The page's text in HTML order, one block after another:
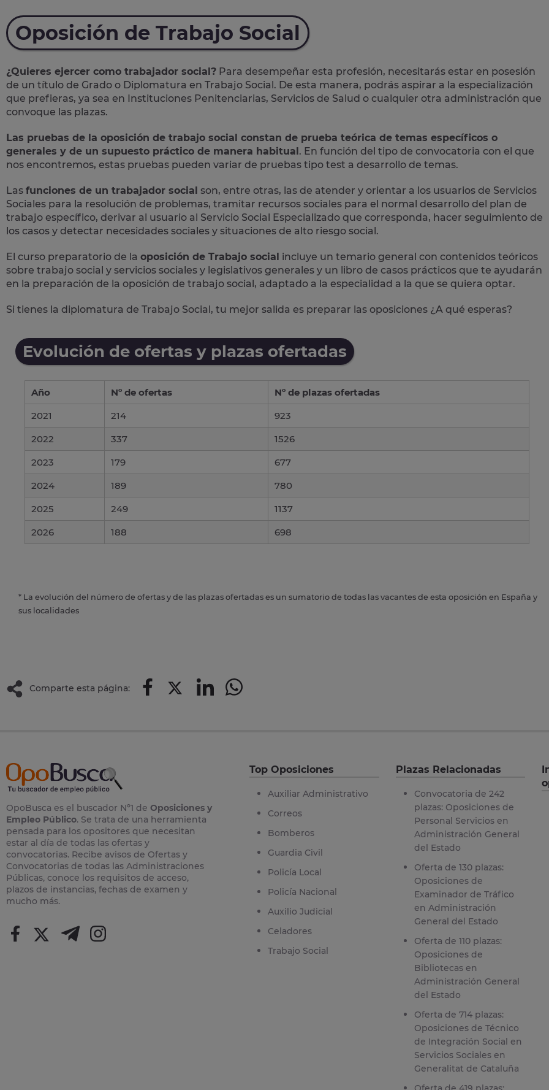
Oposición de Trabajo Social
¿Quieres ejercer como trabajador social? Para desempeñar esta profesión, necesitarás estar en posesión
de un título de Grado o Diplomatura en Trabajo Social. De esta manera, podrás aspirar a la especialización
que prefieras, ya sea en Instituciones Penitenciarias, Servicios de Salud o cualquier otra administración que
convoque las plazas.
Las pruebas de la oposición de trabajo social constan de prueba teórica de temas específicos o
generales y de un supuesto práctico de manera habitual. En función del tipo de convocatoria con el que
nos encontremos, estas pruebas pueden variar de pruebas tipo test a desarrollo de temas.
Las funciones de un trabajador social son, entre otras, las de atender y orientar a los usuarios de Servicios
Sociales para la resolución de problemas, tramitar recursos sociales para el normal desarrollo del plan de
trabajo específico, derivar al usuario al Servicio Social Especializado que corresponda, hacer seguimiento de
los casos y detectar necesidades sociales y situaciones de alto riesgo social.
El curso preparatorio de la oposición de Trabajo social incluye un temario general con contenidos teóricos
sobre trabajo social y servicios sociales y legislativos generales y un libro de casos prácticos que te ayudarán
en la preparación de la oposición de trabajo social, adaptado a la especialidad a la que se quiera optar.
Si tienes la diplomatura de Trabajo Social, tu mejor salida es preparar las oposiciones ¿A qué esperas?
Evolución de ofertas y plazas ofertadas
Año Nº de ofertas
Nº de plazas ofertadas
2021
214
923
2022
337
1526
2023
179
677
2024
189
780
2025
249
1137
2026
188 698
* La evolución del número de ofertas y de las plazas ofertadas es un sumatorio de todas las vacantes de esta oposición en España y
sus localidades
Comparte esta página:
OpoBusca es el buscador Nº1 de Oposiciones y
Empleo Público. Se trata de una herramienta
pensada para los opositores que necesitan
estar al día de todas las ofertas y
convocatorias. Recibe avisos de Ofertas y
Convocatorias de todas las Administraciones
Públicas, conoce los requisitos de acceso,
plazos de instancias, fechas de examen y
mucho más.
Top Oposiciones
Auxiliar Administrativo
Correos
Bomberos
Guardia Civil
Policía Local
Policía Nacional
Auxilio Judicial
Celadores
Trabajo Social
Plazas Relacionadas
Convocatoria de 242
plazas: Oposiciones de
Personal Servicios en
Administración General
del Estado
Oferta de 130 plazas:
Oposiciones de
Examinador de Tráfico
en Administración
General del Estado
Oferta de 110 plazas:
Oposiciones de
Bibliotecas en
Administración General
del Estado
Oferta de 714 plazas:
Oposiciones de Técnico
de Integración Social en
Servicios Sociales en
Generalitat de Cataluña